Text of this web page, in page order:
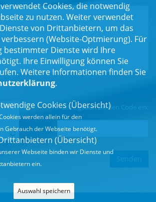
*
Bitte geben Sie den Code ein:
Cookies, die notwendig
zu nutzen. Weiter verwendet
von Drittanbietern, um das
(Website-Optmierung). Für
bestimmter Dienste wird Ihre
Ihre Einwilligung können Sie
Weitere Informationen finden Sie
.
Cookies (Übersicht)
werden allein für den
Gebrauch der Webseite benötigt.
(Übersicht)
Webseite binden wir Dienste und
ein.
Auswahl speichern